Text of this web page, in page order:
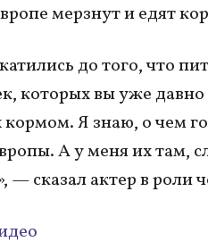
мерзнут и едят
до того, что
которых вы уже давно
кормом. Я знаю, о чем
А у меня их там,
— сказал актер в роли